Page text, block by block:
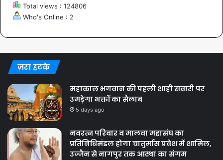
Total views : 124806
Who's Online : 2
ज़रा हटके
महाकाल भगवान की पहली शाही सवारी पर
उमड़ेगा भक्तों का सैलाब
5 days ago
नवरत्न परिवार व मालवा महासंघ का
प्रतिनिधिमंडल होगा चातुर्मास प्रवेश में शामिल,
उज्जैन से नागपुर तक आस्था का संगम